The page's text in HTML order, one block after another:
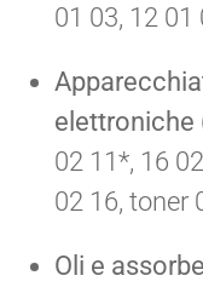
01 03, 12
elettroniche
02 11*, 16
02 16, toner
Oli e